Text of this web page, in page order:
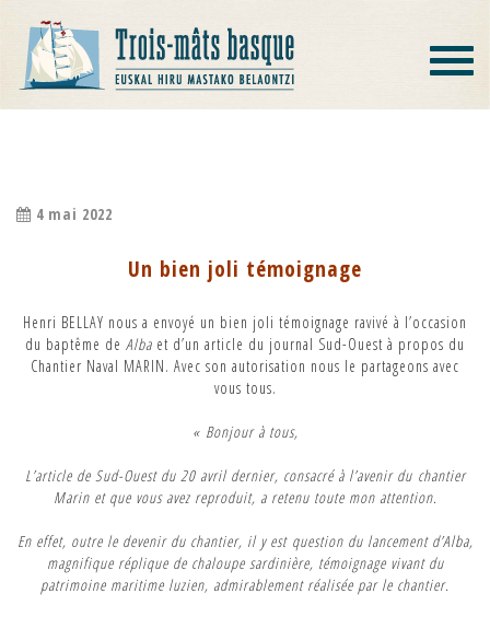
Toggle
4 mai 2022
Un bien joli témoignage
Henri BELLAY nous a envoyé un bien joli témoignage ravivé à l’occasion
du baptême de Alba et d’un article du journal Sud-Ouest à propos du
Chantier Naval MARIN. Avec son autorisation nous le partageons avec
vous tous.
« Bonjour à tous,
L’article de Sud-Ouest du 20 avril dernier, consacré à l’avenir du chantier
Marin et que vous avez reproduit, a retenu toute mon attention.
En effet, outre le devenir du chantier, il y est question du lancement d’Alba,
magnifique réplique de chaloupe sardinière, témoignage vivant du
patrimoine maritime luzien, admirablement réalisée par le chantier.